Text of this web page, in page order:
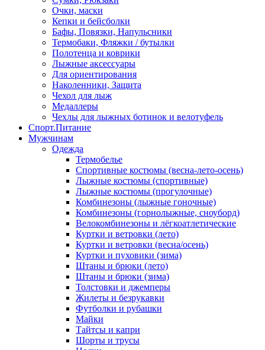
Очки, маски
Кепки и бейсболки
Бафы, Повязки, Напульсники
Термобаки, Фляжки / бутылки
Полотенца и коврики
Лыжные аксессуары
Для ориентирования
Наколенники, Защита
Чехол для лыж
Медаллеры
Чехлы для лыжных ботинок и велотуфель
Спорт.Питание
Мужчинам
Одежда
Термобелье
Спортивные костюмы (весна-лето-осень)
Лыжные костюмы (спортивные)
Лыжные костюмы (прогулочные)
Комбинезоны (лыжные гоночные)
Комбинезоны (горнолыжные, сноуборд)
Велокомбинезоны и лёгкоатлетические
Куртки и ветровки (лето)
Куртки и ветровки (весна/осень)
Куртки и пуховики (зима)
Штаны и брюки (лето)
Штаны и брюки (зима)
Толстовки и джемперы
Жилеты и безрукавки
Футболки и рубашки
Майки
Тайтсы и капри
Шорты и трусы